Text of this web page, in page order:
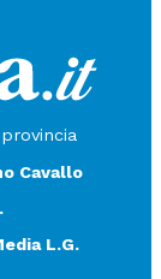
Cavallo
L.G.